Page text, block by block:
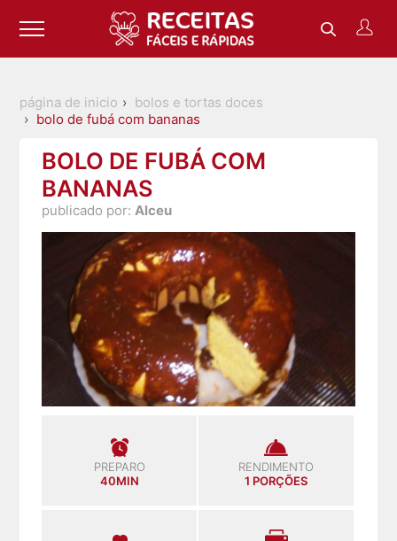
página de inicio
bolos e tortas doces
bolo de fubá com bananas
BOLO DE FUBÁ COM
BANANAS
publicado por:Alceu
PREPARO
40MIN
RENDIMENTO
1 PORÇÕES